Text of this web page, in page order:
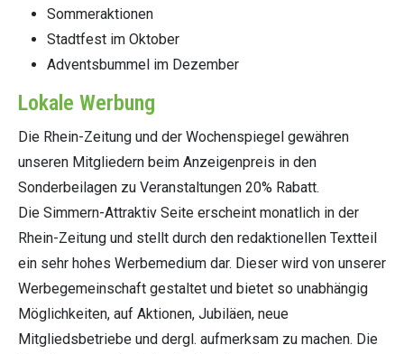
Sommeraktionen
Stadtfest im Oktober
Adventsbummel im Dezember
Lokale Werbung
Die Rhein-Zeitung und der Wochenspiegel gewähren
unseren Mitgliedern beim Anzeigenpreis in den
Sonderbeilagen zu Veranstaltungen 20% Rabatt.
Die Simmern-Attraktiv Seite erscheint monatlich in der
Rhein-Zeitung und stellt durch den redaktionellen Textteil
ein sehr hohes Werbemedium dar. Dieser wird von unserer
Werbegemeinschaft gestaltet und bietet so unabhängig
Möglichkeiten, auf Aktionen, Jubiläen, neue
Mitgliedsbetriebe und dergl. aufmerksam zu machen. Die